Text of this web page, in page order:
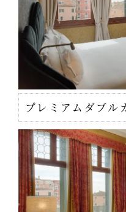
プレミアムダブル